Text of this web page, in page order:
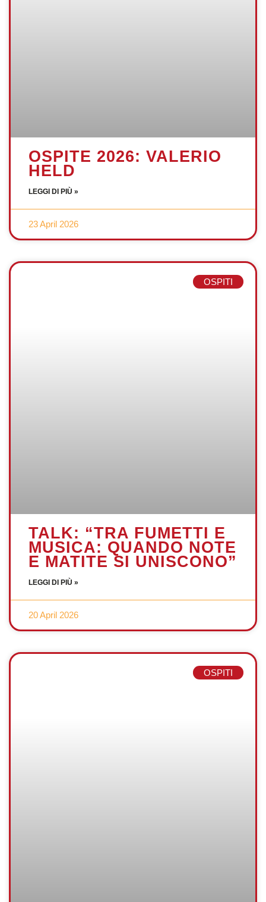
OSPITE 2026: VALERIO
HELD
LEGGI DI PIÙ »
23 April 2026
OSPITI
TALK: “TRA FUMETTI E
MUSICA: QUANDO NOTE
E MATITE SI UNISCONO”
LEGGI DI PIÙ »
20 April 2026
OSPITI